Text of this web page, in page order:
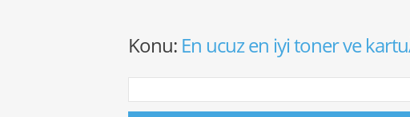
Konu: En ucuz en iyi toner ve